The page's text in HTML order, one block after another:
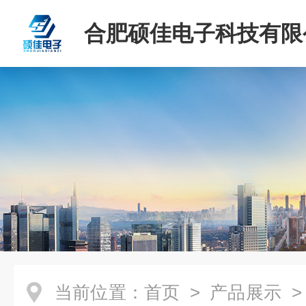
合肥硕佳电子科技有
当前位置： 首页 > 产品展示